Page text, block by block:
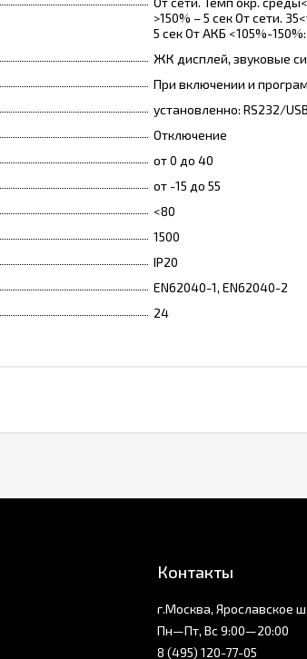
>150% – 5 сек От сети.
5 сек От АКБ <105%-
ЖК дисплей, звуковые
При включении и
установленно: RS232/
Отключение
от 0 до 40
от -15 до 55
<80
1500
IP20
EN62040-1, EN62040-2
24
Контакты
г.Москва, Ярославское
Пн—Пт, Вс 9:00—20:00
8 (495) 120-77-05